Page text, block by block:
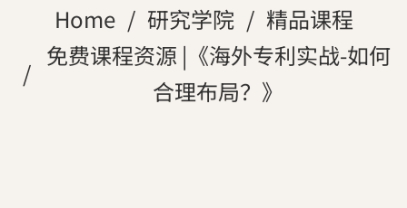
Home 研究学院
精品课程
免费课程资源 |《海外专利实战-如何
合理布局？》